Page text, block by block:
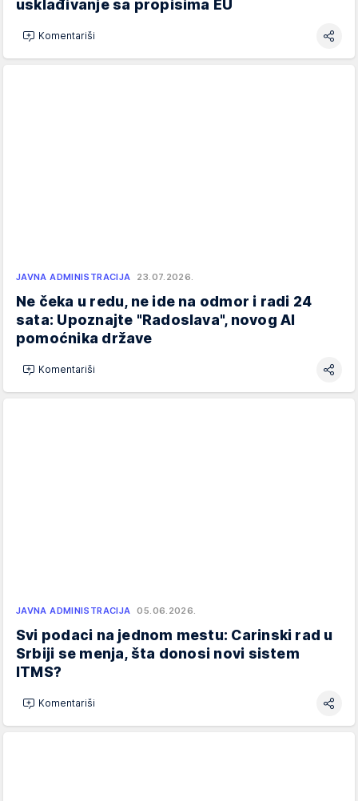
usklađivanje sa propisima EU
Komentariši
JAVNA ADMINISTRACIJA 23.07.2026.
Ne čeka u redu, ne ide na odmor i radi 24
sata: Upoznajte "Radoslava", novog AI
pomoćnika države
Komentariši
JAVNA ADMINISTRACIJA 05.06.2026.
Svi podaci na jednom mestu: Carinski rad u
Srbiji se menja, šta donosi novi sistem
ITMS?
Komentariši